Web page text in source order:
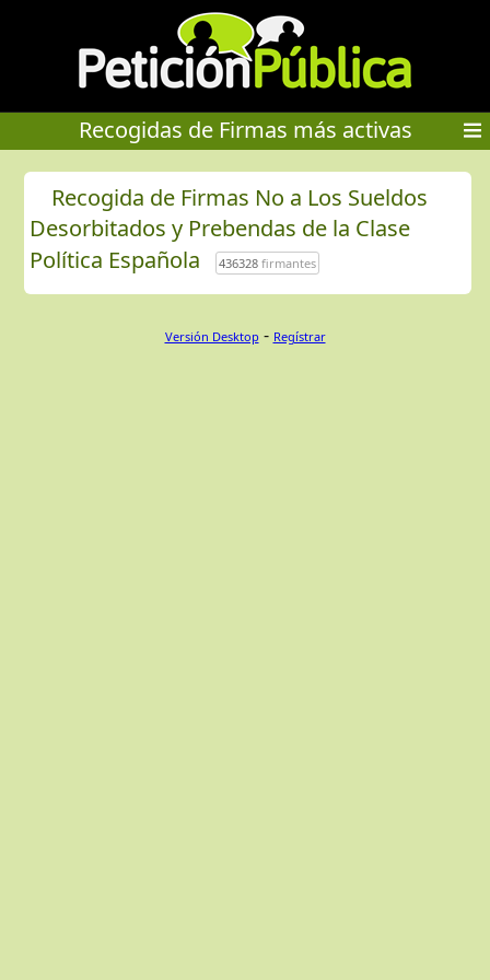
Recogidas de Firmas más activas
Recogida de Firmas No a Los Sueldos
Desorbitados y Prebendas de la Clase
Política Española
436328firmantes
Versión Desktop - Regístrar